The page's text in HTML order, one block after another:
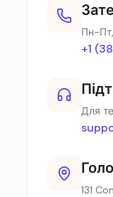
Пн-
+1
Для
131